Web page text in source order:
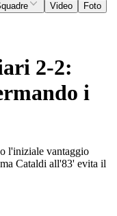
Video
Foto
2-2:
i
l'iniziale vantaggio
Cataldi all'83' evita il